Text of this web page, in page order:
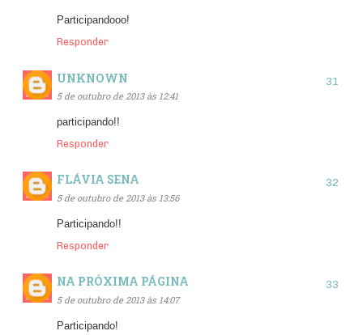
Participandooo!
Responder
UNKNOWN
5 de outubro de 2013 às 12:41
participando!!
Responder
FLÁVIA SENA
5 de outubro de 2013 às 13:56
Participando!!
Responder
NA PRÓXIMA PÁGINA
5 de outubro de 2013 às 14:07
Participando!